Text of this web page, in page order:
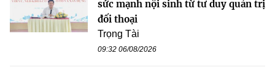
sức mạnh nội sinh từ tư duy quản trị
đối thoại
Trọng Tài
09:32 06/08/2026